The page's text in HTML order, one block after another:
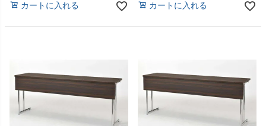
カートに入れる カートに入れる